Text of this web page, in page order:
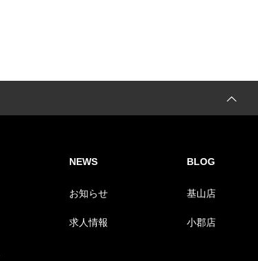
NEWS
お知らせ
求人情報
BLOG
基山店
小郡店